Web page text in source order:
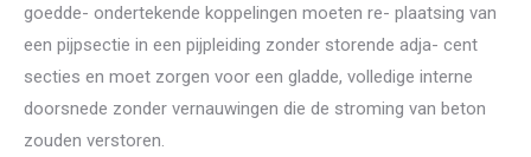
goedde- ondertekende koppelingen moeten re- plaatsing van
een pijpsectie in een pijpleiding zonder storende adja- cent
secties en moet zorgen voor een gladde, volledige interne
doorsnede zonder vernauwingen die de stroming van beton
zouden verstoren.